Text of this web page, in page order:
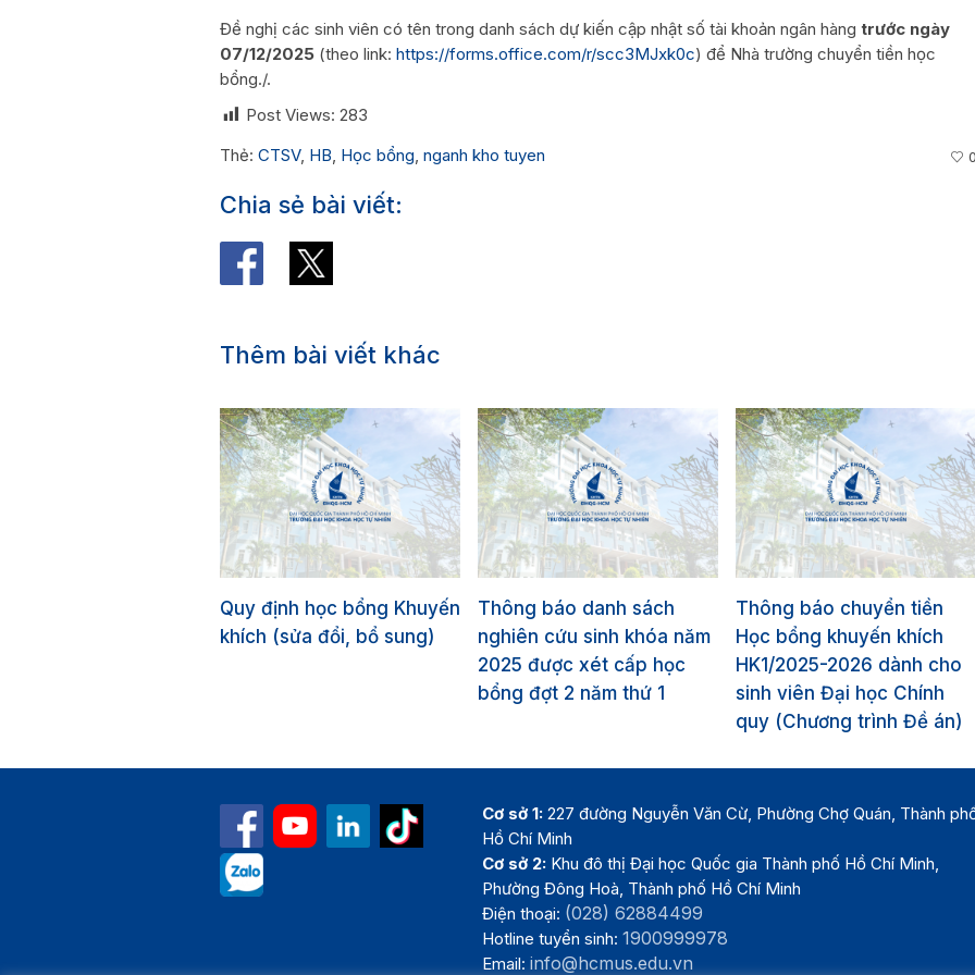
Đề nghị các sinh viên có tên trong danh sách dự kiến cập nhật số tài khoản ngân hàng trước ngày
07/12/2025 (theo link: https://forms.office.com/r/scc3MJxk0c) để Nhà trường chuyển tiền học
bổng./.
Post Views: 283
Thẻ: CTSV, HB, Học bổng, nganh kho tuyen
Chia sẻ bài viết:
Thêm bài viết khác
Quy định học bổng Khuyến
khích (sửa đổi, bổ sung)
Thông báo danh sách
nghiên cứu sinh khóa năm
2025 được xét cấp học
bổng đợt 2 năm thứ 1
Thông báo chuyển tiền
Học bổng khuyến khích
HK1/2025-2026 dành cho
sinh viên Đại học Chính
quy (Chương trình Đề án)
Cơ sở 1: 227 đường Nguyễn Văn Cừ, Phường Chợ Quán, Thành
Hồ Chí Minh
Cơ sở 2: Khu đô thị Đại học Quốc gia Thành phố Hồ Chí Minh,
Phường Đông Hoà, Thành phố Hồ Chí Minh
Điện thoại: (028) 62884499
Hotline tuyển sinh:1900999978
Email:info@hcmus.edu.vn